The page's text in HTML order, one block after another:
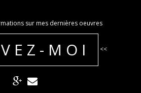
sur mes dernières oeuvres
MOI <<